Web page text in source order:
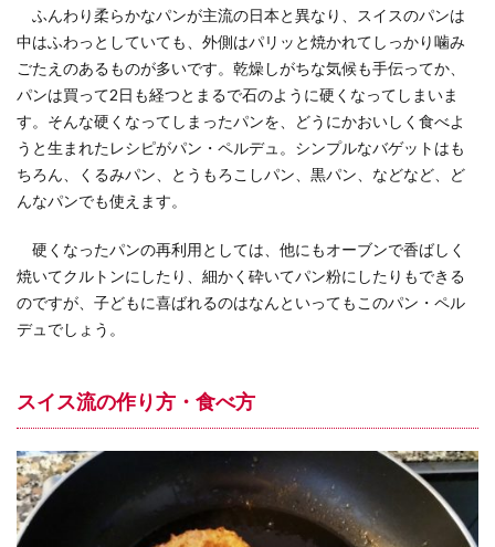
ふんわり柔らかなパンが主流の日本と異なり、スイスのパンは
中はふわっとしていても、外側はパリッと焼かれてしっかり噛み
ごたえのあるものが多いです。乾燥しがちな気候も手伝ってか、
パンは買って2日も経つとまるで石のように硬くなってしまいま
す。そんな硬くなってしまったパンを、どうにかおいしく食べよ
うと生まれたレシピがパン・ペルデュ。シンプルなバゲットはも
ちろん、くるみパン、とうもろこしパン、黒パン、などなど、ど
んなパンでも使えます。
硬くなったパンの再利用としては、他にもオーブンで香ばしく
焼いてクルトンにしたり、細かく砕いてパン粉にしたりもできる
のですが、子どもに喜ばれるのはなんといってもこのパン・ペル
デュでしょう。
スイス流の作り方・食べ方